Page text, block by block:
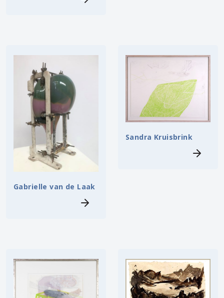
Gabrielle van de Laak
Sandra Kruisbrink